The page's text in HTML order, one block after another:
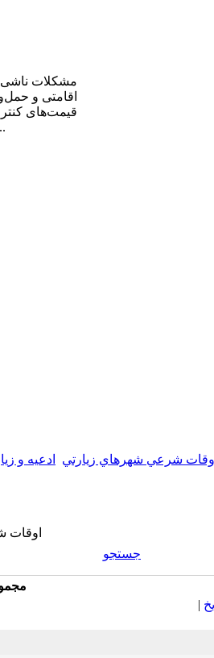
مشكلات ناشی
اقامتی و
قیمت‌های
زیارت
شرعي شهرهاي زيارتي ادعیه و
اوقات
جستجو
|